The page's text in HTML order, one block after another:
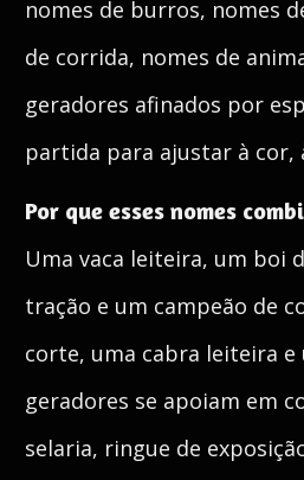
nomes de burros, nomes
de corrida, nomes de
geradores afinados por
partida para ajustar à cor,
Por que esses nomes
Uma vaca leiteira, um boi
tração e um campeão de
corte, uma cabra leiteira
geradores se apoiam em
selaria, ringue de